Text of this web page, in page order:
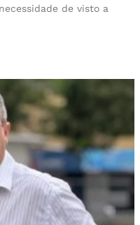
de visto a